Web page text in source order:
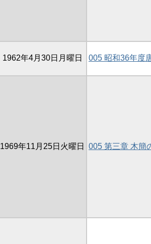
1962年4月30日月曜日 005 昭和36年度
1969年11月25日火曜日 005 第三章 木簡